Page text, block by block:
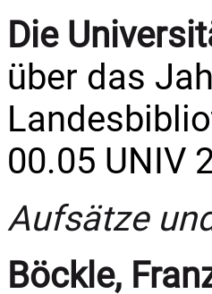
Die
über das
00.05 UNIV
Aufsätze
Böckle,